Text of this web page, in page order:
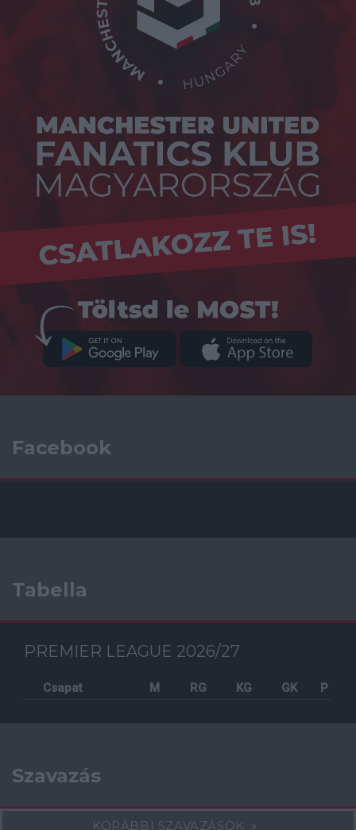
Facebook
Tabella
PREMIER LEAGUE 2026/27
Csapat M RG KG GK P
Szavazás
KORÁBBI SZAVAZÁSOK